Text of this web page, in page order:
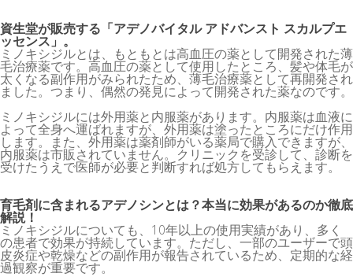
資生堂が販売する「アデノバイタル アドバンスト スカルプエ
ッセンス」。
ミノキシジルとは、もともとは高血圧の薬として開発された薄
毛治療薬です。高血圧の薬として使用したところ、髪や体毛が
太くなる副作用がみられたため、薄毛治療薬として再開発され
ました。つまり、偶然の発見によって開発された薬なのです。
ミノキシジルには外用薬と内服薬があります。内服薬は血液に
よって全身へ運ばれますが、外用薬は塗ったところにだけ作用
します。また、外用薬は薬剤師がいる薬局で購入できますが、
内服薬は市販されていません。クリニックを受診して、診断を
受けたうえで医師が必要と判断すれば処方してもらえます。
育毛剤に含まれるアデノシンとは？本当に効果があるのか徹底
解説！
ミノキシジルについても、10年以上の使用実績があり、多く
の患者で効果が持続しています。ただし、一部のユーザーで頭
皮炎症や乾燥などの副作用が報告されているため、定期的な経
過観察が重要です。